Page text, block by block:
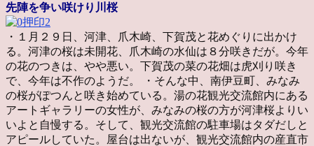
先陣を争い咲けり川桜
・１月２９日、河津、爪木崎、下賀茂と花めぐりに出かけ
る。河津の桜は未開花、爪木崎の水仙は８分咲きだが。今年
の花のつきは、やや悪い。下賀茂の菜の花畑は虎刈り咲き
で、今年は不作のようだ。 ・そんな中、南伊豆町、みなみ
の桜がぽつんと咲き始めている。湯の花観光交流館内にある
アートギャラリーの女性が、みなみの桜の方が河津桜よりい
いよと自慢する。そして、観光交流館の駐車場はタダだしと
アピールしていた。屋台は出ないが、観光交流館内の産直市